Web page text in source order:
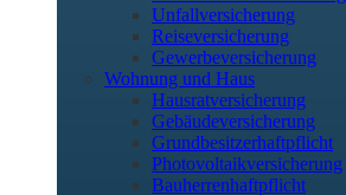
Unfallversicherung
Reiseversicherung
Gewerbeversicherung
Wohnung und Haus
Hausratversicherung
Gebäudeversicherung
Grundbesitzerhaftpflicht
Photovoltaikversicherung
Bauherrenhaftpflicht